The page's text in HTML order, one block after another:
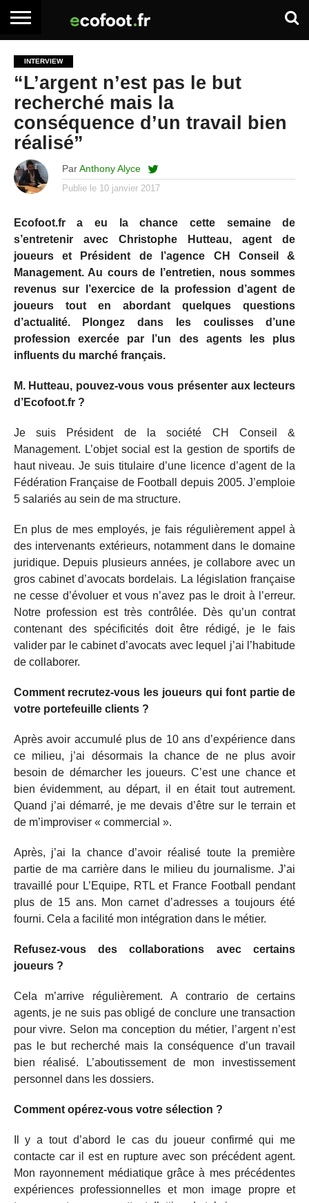
ARTICLES
PREMIUM
ADHÉSION
PREMIUM
SE
CONNECTER
EMPLOI
BOITE
À
OUTILS
INTERVIEW
“L’argent n’est pas le but
recherché mais la
conséquence d’un travail bien
réalisé”
Par Anthony Alyce
Publie le 10 janvier 2017
Ecofoot.fr a eu la chance cette semaine de
s’entretenir avec Christophe Hutteau, agent de
joueurs et Président de l’agence CH Conseil &
Management. Au cours de l’entretien, nous sommes
revenus sur l’exercice de la profession d’agent de
joueurs tout en abordant quelques questions
d’actualité. Plongez dans les coulisses d’une
profession exercée par l’un des agents les plus
influents du marché français.
M. Hutteau, pouvez-vous vous présenter aux lecteurs
d’Ecofoot.fr ?
Je suis Président de la société CH Conseil &
Management. L’objet social est la gestion de sportifs de
haut niveau. Je suis titulaire d’une licence d’agent de la
Fédération Française de Football depuis 2005. J’emploie
5 salariés au sein de ma structure.
En plus de mes employés, je fais régulièrement appel à
des intervenants extérieurs, notamment dans le domaine
juridique. Depuis plusieurs années, je collabore avec un
gros cabinet d’avocats bordelais. La législation française
ne cesse d’évoluer et vous n’avez pas le droit à l’erreur.
Notre profession est très contrôlée. Dès qu’un contrat
contenant des spécificités doit être rédigé, je le fais
valider par le cabinet d’avocats avec lequel j’ai l’habitude
de collaborer.
Comment recrutez-vous les joueurs qui font partie de
votre portefeuille clients ?
Après avoir accumulé plus de 10 ans d’expérience dans
ce milieu, j’ai désormais la chance de ne plus avoir
besoin de démarcher les joueurs. C’est une chance et
bien évidemment, au départ, il en était tout autrement.
Quand j’ai démarré, je me devais d’être sur le terrain et
de m’improviser « commercial ».
Après, j’ai la chance d’avoir réalisé toute la première
partie de ma carrière dans le milieu du journalisme. J’ai
travaillé pour L’Equipe, RTL et France Football pendant
plus de 15 ans. Mon carnet d’adresses a toujours été
fourni. Cela a facilité mon intégration dans le métier.
Refusez-vous des collaborations avec certains
joueurs ?
Cela m’arrive régulièrement. A contrario de certains
agents, je ne suis pas obligé de conclure une transaction
pour vivre. Selon ma conception du métier, l’argent n’est
pas le but recherché mais la conséquence d’un travail
bien réalisé. L’aboutissement de mon investissement
personnel dans les dossiers.
Comment opérez-vous votre sélection ?
Il y a tout d’abord le cas du joueur confirmé qui me
contacte car il est en rupture avec son précédent agent.
Mon rayonnement médiatique grâce à mes précédentes
expériences professionnelles et mon image propre et